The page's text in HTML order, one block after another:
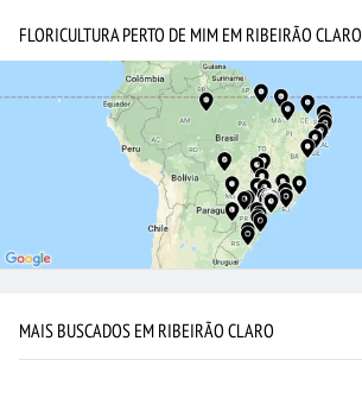
FLORICULTURA PERTO DE MIM EM RIBEIRÃO CLARO
MAIS BUSCADOS EM RIBEIRÃO CLARO